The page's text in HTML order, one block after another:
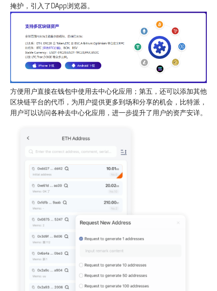
掩护，引入了DApp浏览器。
方便用户直接在钱包中使用去中心化应用；第五，还可以添加其他
区块链平台的代币，为用户提供更多到场和分享的机会，比特派，
用户可以访问各种去中心化应用，进一步提升了用户的资产安详。